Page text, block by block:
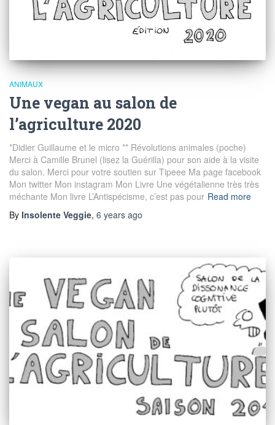
ANIMAUX
Une vegan au salon de
l’agriculture 2020
*Didier Guillaume et le micro ** Révolutions animales (poche)
Merci à Camille Brunel (lisez la Guérilla) pour son aide à la visite
du salon. Merci pour votre soutien sur Tipeee Ma page facebook
Mon twitter Mon instagram Mon Livre Une végétalienne très très
méchante Mon livre L’Antispécisme, c’est pas pour Read more
By Insolente Veggie, 6 years ago